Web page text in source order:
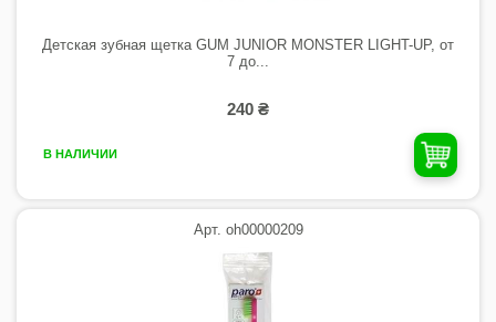
Детская зубная щетка GUM JUNIOR MONSTER LIGHT-UP, от
7 до...
240 ₴
В НАЛИЧИИ
Арт. oh00000209